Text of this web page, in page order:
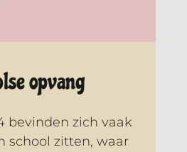
opvang
bevinden zich vaak
school zitten, waar